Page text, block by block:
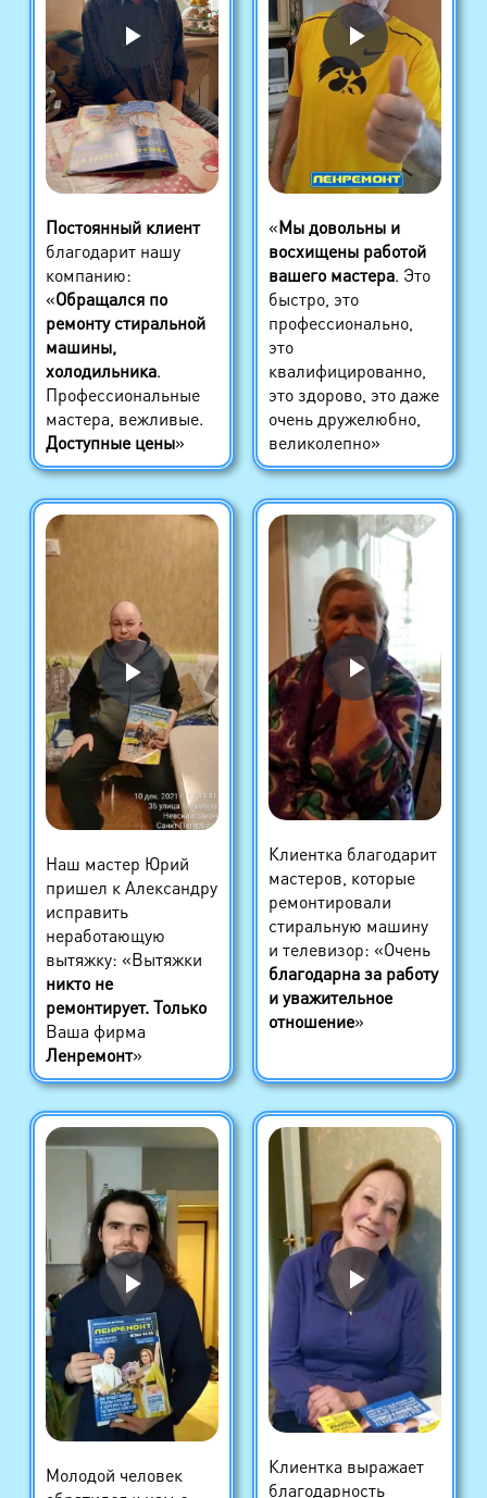
Постоянный клиент
благодарит нашу
компанию:
«Обращался по
ремонту стиральной
машины,
холодильника.
Профессиональные
мастера, вежливые.
Доступные цены»
«Мы довольны и
восхищены работой
вашего мастера. Это
быстро, это
профессионально,
это
квалифицированно,
это здорово, это даже
очень дружелюбно,
великолепно»
Наш мастер Юрий
пришел к Александру
исправить
неработающую
вытяжку: «Вытяжки
никто не
ремонтирует. Только
Ваша фирма
Ленремонт»
Клиентка благодарит
мастеров, которые
ремонтировали
стиральную машину
и телевизор: «Очень
благодарна за работу
и уважительное
отношение»
Молодой человек
Клиентка выражает
благодарность